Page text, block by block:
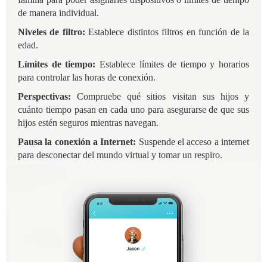
de manera individual.
Niveles de filtro:Establece distintos filtros en función de la
edad.
Límites de tiempo: Establece límites de tiempo y horarios
para controlar las horas de conexión.
Perspectivas:Compruebe qué sitios visitan sus hijos y
cuánto tiempo pasan en cada uno para asegurarse de que sus
hijos estén seguros mientras navegan.
Pausa la conexión a Internet: Suspende el acceso a internet
para desconectar del mundo virtual y tomar un respiro.